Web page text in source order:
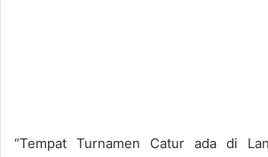
“Tempat Turnamen Catur ada di